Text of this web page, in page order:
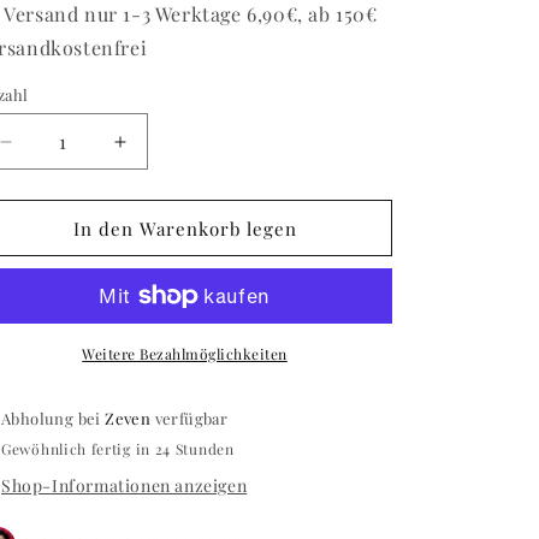
nur 1-3 Werktage 6,90€, ab 150€
Verringere
die
Menge
Poster
13
Erhöhe
die
Menge
für
Poster
Motiv
13
In den Warenkorb legen
Weitere Bezahlmöglichkeiten
Abholung beiZeven verfügbar
Gewöhnlich fertig in 24 Stunden
Shop-Informationen anzeigen